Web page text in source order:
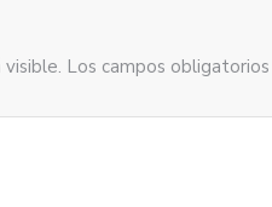
Los campos